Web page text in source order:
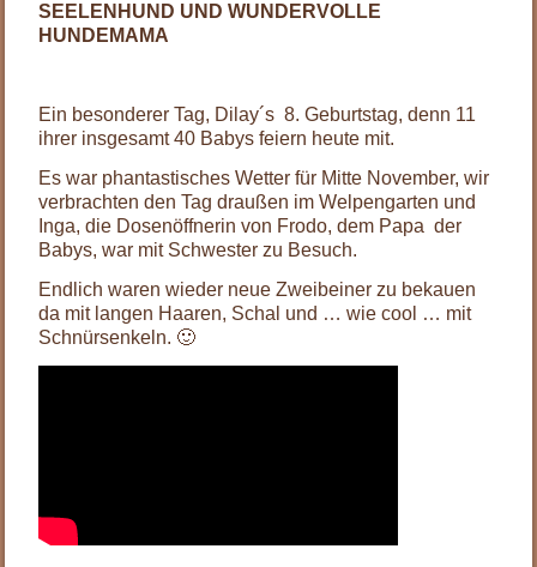
SEELENHUND UND WUNDERVOLLE
HUNDEMAMA
Ein besonderer Tag, Dilay´s 8. Geburtstag, denn 11
ihrer insgesamt 40 Babys feiern heute mit.
Es war phantastisches Wetter für Mitte November, wir
verbrachten den Tag draußen im Welpengarten und
Inga, die Dosenöffnerin von Frodo, dem Papa der
Babys, war mit Schwester zu Besuch.
Endlich waren wieder neue Zweibeiner zu bekauen
da mit langen Haaren, Schal und … wie cool … mit
Schnürsenkeln. 🙂